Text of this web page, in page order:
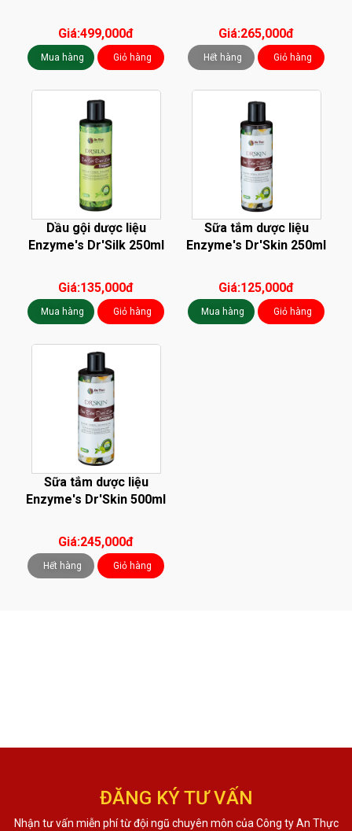
Giá:499,000đ
Mua hàng Giỏ hàng
Giá:265,000đ
Hết hàng Giỏ hàng
Dầu gội dược liệu
Enzyme's Dr'Silk 250ml
Giá:135,000đ
Mua hàng Giỏ hàng
Sữa tắm dược liệu
Enzyme's Dr'Skin 250ml
Giá:125,000đ
Mua hàng Giỏ hàng
Sữa tắm dược liệu
Enzyme's Dr'Skin 500ml
Giá:245,000đ
Hết hàng Giỏ hàng
ĐĂNG KÝ TƯ VẤN
Nhận tư vấn miễn phí từ đội ngũ chuyên môn của Công ty An Thực